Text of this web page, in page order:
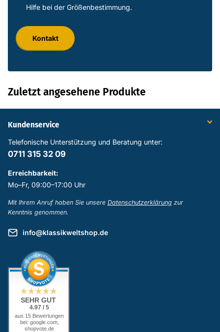
Hilfe bei der Größenbestimmung.
Kontakt
Zuletzt angesehene Produkte
Kundenservice
Telefonische Unterstützung und Beratung unter:
0711 315 32 09
Erreichbarkeit:
Mo–Fr, 09:00–17:00 Uhr
Mit Ihrem Anruf haben Sie unsere Datenschutzerklärung zur
Kenntnis genommen.
info@klassikweltshop.de
SEHR GUT
4.97 / 5
aus 15 Bewertungen
bei: google.com,
shopvote.de